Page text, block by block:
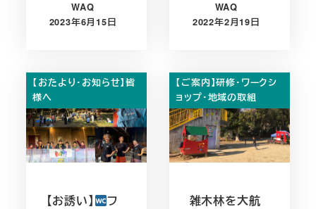
WAQ
投稿日
2023年6月15日
WAQ
投稿日
2022年2月19日
【おたより・お知らせ】皆
様へ
【お誘い】
フ
【ご案内】研修・ワークシ
ョップ・地域の取組
雑木林を大航